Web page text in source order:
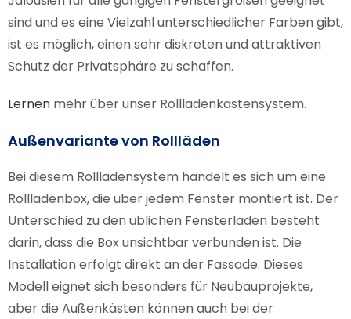
sind und es eine Vielzahl unterschiedlicher Farben gibt,
ist es möglich, einen sehr diskreten und attraktiven
Schutz der Privatsphäre zu schaffen.
Lernen mehr über unser Rollladenkastensystem.
Außenvariante von Rollläden
Bei diesem Rollladensystem handelt es sich um eine
Rollladenbox, die über jedem Fenster montiert ist. Der
Unterschied zu den üblichen Fensterläden besteht
darin, dass die Box unsichtbar verbunden ist. Die
Installation erfolgt direkt an der Fassade. Dieses
Modell eignet sich besonders für Neubauprojekte,
aber die Außenkästen können auch bei der